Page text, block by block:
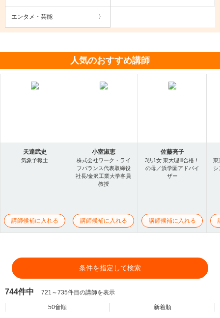
エンタメ・芸能
人気のおすすめ講師
天達武史
気象予報士
講師候補に入れる
小室淑恵
株式会社ワーク・ライ
フバランス代表取締役
社長/金沢工業大学客員
教授
講師候補に入れる
佐藤亮子
3男1女 東大理Ⅲ合格！
の母／浜学園アドバイ
ザー
講師候補に入れる
東
シ
条件を指定して検索
744件中 721～735件目の講師を表示
50音順 新着順